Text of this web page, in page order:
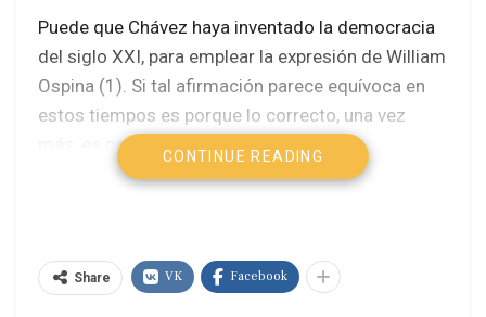
Puede que Chávez haya inventado la democracia
del siglo XXI, para emplear la expresión de William
Ospina (1). Si tal afirmación parece equívoca en
estos tiempos es porque lo correcto, una vez
más, es caminar a contracorriente.
Forjadas en la lucha contra dictaduras militares,
Gobernaron conforme a las reglas establecidas
CONTINUE READING
Share VK Facebook